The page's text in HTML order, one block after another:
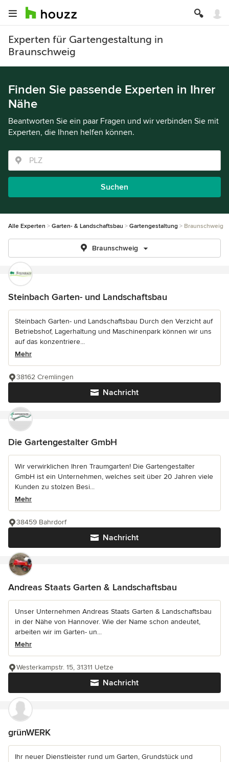
Experten für Gartengestaltung in
Braunschweig
Finden Sie passende Experten in Ihrer
Nähe
Beantworten Sie ein paar Fragen und wir verbinden Sie mit
Experten, die Ihnen helfen können.
Suchen
Alle Experten Garten- & Landschaftsbau Gartengestaltung Braunschweig
Braunschweig
Steinbach Garten- und Landschaftsbau
Steinbach Garten- und Landschaftsbau Durch den Verzicht auf
Betriebshof, Lagerhaltung und Maschinenpark können wir uns
auf das konzentriere...
Mehr
Nachricht
38162 Cremlingen
Die Gartengestalter GmbH
Wir verwirklichen Ihren Traumgarten! Die Gartengestalter
GmbH ist ein Unternehmen, welches seit über 20 Jahren viele
Kunden zu stolzen Besi...
Mehr
Nachricht
38459 Bahrdorf
Andreas Staats Garten & Landschaftsbau
Unser Unternehmen Andreas Staats Garten & Landschaftsbau
in der Nähe von Hannover. Wie der Name schon andeutet,
arbeiten wir im Garten- un...
Mehr
Nachricht
Westerkampstr. 15, 31311 Uetze
grünWERK
Ihr neuer Dienstleister rund um Garten, Grundstück und